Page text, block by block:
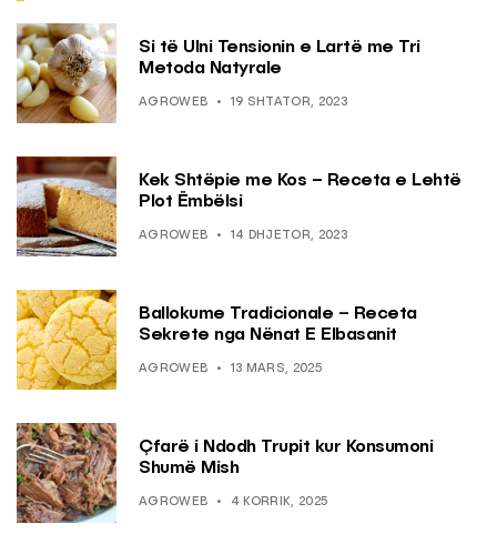
Si të Ulni Tensionin e Lartë me Tri
Metoda Natyrale
AGROWEB 19 SHTATOR, 2023
Kek Shtëpie me Kos – Receta e Lehtë
Plot Ëmbëlsi
AGROWEB 14 DHJETOR, 2023
Ballokume Tradicionale – Receta
Sekrete nga Nënat E Elbasanit
AGROWEB 13 MARS, 2025
Çfarë i Ndodh Trupit kur Konsumoni
Shumë Mish
AGROWEB 4 KORRIK, 2025